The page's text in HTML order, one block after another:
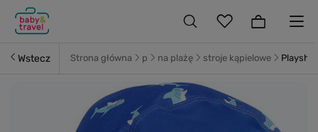
Wstecz Strona główna p na plażę stroje kąpielowe